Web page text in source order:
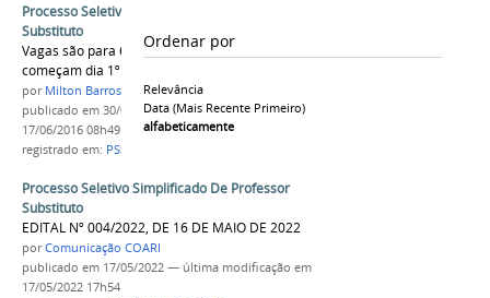
Ordenar por
Relevância
Data (mais Recente Primeiro)
alfabeticamente
Processo Seletivo Simplificado para Professor
Substituto
Vagas são para 6 campi do IFAM. As inscrições
começam dia 1º de junho
por Milton Barros
publicado em 30/05/2016—última modificaçãoem
17/06/2016 08h49
registrado em: PSS
Processo Seletivo Simplificado De Professor
Substituto
EDITAL Nº 004/2022, DE 16 DE MAIO DE 2022
porComunicação COARI
publicado em 17/05/2022 — última modificação em
17/05/2022 17h54